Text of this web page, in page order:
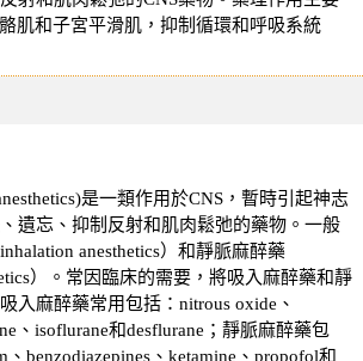
肌和子宮平滑肌，抑制循環和呼吸系統
是一類作用於CNS，暫時引起神志
遺忘、抑制反射和肌肉鬆弛的藥物。一般
anesthetics）和靜脈麻醉藥
）。常因臨床的需要，將吸入麻醉藥和靜
入麻醉藥常用包括：nitrous oxide、
、isoflurane和desflurane；靜脈麻醉藥包
benzodiazepines、ketamine、propofol和